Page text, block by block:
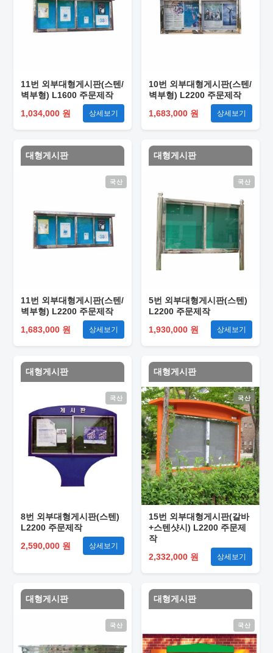
11번 외부대형게시판(스텐/
벽부형) L1600 주문제작
1,034,000 원
상세보기
10번 외부대형게시판(스텐/
벽부형) L2200 주문제작
1,683,000 원
상세보기
대형게시판
국산
11번 외부대형게시판(스텐/
벽부형) L2200 주문제작
1,683,000 원
상세보기
대형게시판
국산
5번 외부대형게시판(스텐)
L2200 주문제작
1,930,000 원
상세보기
대형게시판
국산
8번 외부대형게시판(스텐)
L2200 주문제작
2,590,000 원
상세보기
대형게시판
국산
15번 외부대형게시판(갈바
+스텐샷시) L2200 주문제
작
2,332,000 원
상세보기
대형게시판
국산
대형게시판
국산